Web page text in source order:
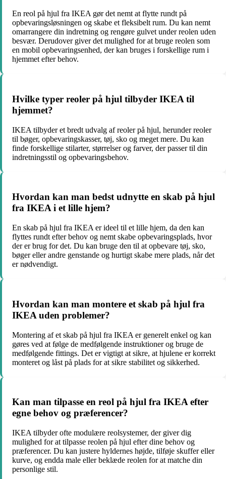
En reol på hjul fra IKEA gør det nemt at flytte rundt på
opbevaringsløsningen og skabe et fleksibelt rum. Du kan nemt
omarrangere din indretning og rengøre gulvet under reolen uden
besvær. Derudover giver det mulighed for at bruge reolen som
en mobil opbevaringsenhed, der kan bruges i forskellige rum i
hjemmet efter behov.
Hvilke typer reoler på hjul tilbyder IKEA til
hjemmet?
IKEA tilbyder et bredt udvalg af reoler på hjul, herunder reoler
til bøger, opbevaringskasser, tøj, sko og meget mere. Du kan
finde forskellige stilarter, størrelser og farver, der passer til din
indretningsstil og opbevaringsbehov.
Hvordan kan man bedst udnytte en skab på hjul
fra IKEA i et lille hjem?
En skab på hjul fra IKEA er ideel til et lille hjem, da den kan
flyttes rundt efter behov og nemt skabe opbevaringsplads, hvor
der er brug for det. Du kan bruge den til at opbevare tøj, sko,
bøger eller andre genstande og hurtigt skabe mere plads, når det
er nødvendigt.
Hvordan kan man montere et skab på hjul fra
IKEA uden problemer?
Montering af et skab på hjul fra IKEA er generelt enkel og kan
gøres ved at følge de medfølgende instruktioner og bruge de
medfølgende fittings. Det er vigtigt at sikre, at hjulene er korrekt
monteret og låst på plads for at sikre stabilitet og sikkerhed.
Kan man tilpasse en reol på hjul fra IKEA efter
egne behov og præferencer?
IKEA tilbyder ofte modulære reolsystemer, der giver dig
mulighed for at tilpasse reolen på hjul efter dine behov og
præferencer. Du kan justere hyldernes højde, tilføje skuffer eller
kurve, og endda male eller beklæde reolen for at matche din
personlige stil.